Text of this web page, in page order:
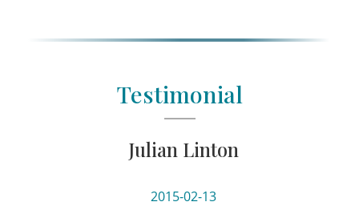
Testimonial
Julian Linton
2015-02-13